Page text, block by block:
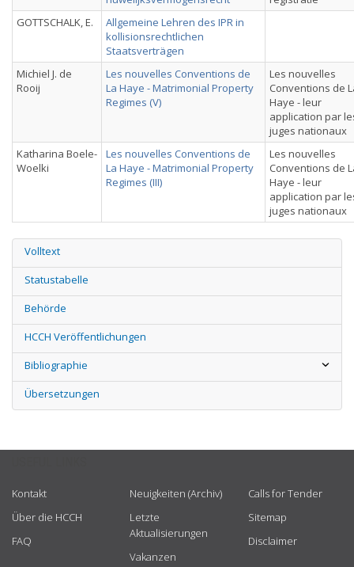
GOTTSCHALK, E.
Allgemeine Lehren des IPR in
kollisionsrechtlichen
Staatsverträgen
Michiel J. de
Rooij
Les nouvelles Conventions de
La Haye - Matrimonial Property
Regimes (V)
Les nouvelles
Conventions de
Haye - leur
application par
juges nationaux
Katharina Boele-
Woelki
Les nouvelles Conventions de
La Haye - Matrimonial Property
Regimes (III)
Les nouvelles
Conventions de
Haye - leur
application par
juges nationaux
Volltext
Statustabelle
Behörde
HCCH Veröffentlichungen
Bibliographie
Übersetzungen
Kontakt
Über die HCCH
FAQ
Neuigkeiten (Archiv)
Letzte
Aktualisierungen
Vakanzen
Calls for Tender
Sitemap
Disclaimer